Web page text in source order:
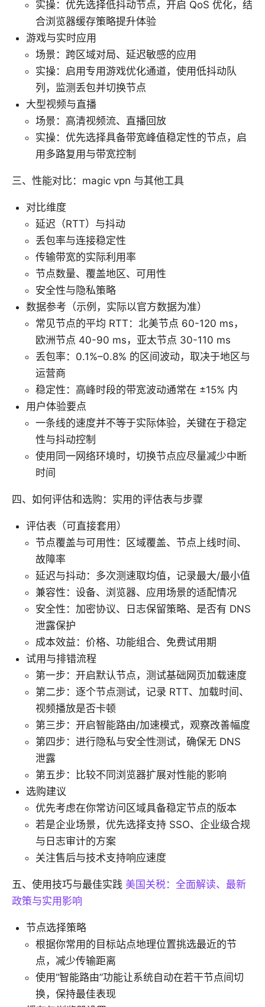
实操：优先选择低抖动节点，开启 QoS 优化，结
合浏览器缓存策略提升体验
游戏与实时应用
场景：跨区域对局、延迟敏感的应用
实操：启用专用游戏优化通道，使用低抖动队
列，监测丢包并切换节点
大型视频与直播
场景：高清视频流、直播回放
实操：优先选择具备带宽峰值稳定性的节点，启
用多路复用与带宽控制
三、性能对比：magic vpn 与其他工具
对比维度
延迟（RTT）与抖动
丢包率与连接稳定性
传输带宽的实际利用率
节点数量、覆盖地区、可用性
安全性与隐私策略
数据参考（示例，实际以官方数据为准）
常见节点的平均 RTT：北美节点 60-120 ms，
欧洲节点 40-90 ms，亚太节点 30-110 ms
丢包率：0.1%–0.8% 的区间波动，取决于地区与
运营商
稳定性：高峰时段的带宽波动通常在 ±15% 内
用户体验要点
一条线的速度并不等于实际体验，关键在于稳定
性与抖动控制
使用同一网络环境时，切换节点应尽量减少中断
时间
四、如何评估和选购：实用的评估表与步骤
评估表（可直接套用）
节点覆盖与可用性：区域覆盖、节点上线时间、
故障率
延迟与抖动：多次测速取均值，记录最大/最小值
兼容性：设备、浏览器、应用场景的适配情况
安全性：加密协议、日志保留策略、是否有 DNS
泄露保护
成本效益：价格、功能组合、免费试用期
试用与排错流程
第一步：开启默认节点，测试基础网页加载速度
第二步：逐个节点测试，记录 RTT、加载时间、
视频播放是否卡顿
第三步：开启智能路由/加速模式，观察改善幅度
第四步：进行隐私与安全性测试，确保无 DNS
泄露
第五步：比较不同浏览器扩展对性能的影响
选购建议
优先考虑在你常访问区域具备稳定节点的版本
若是企业场景，优先选择支持 SSO、企业级合规
与日志审计的方案
关注售后与技术支持响应速度
五、使用技巧与最佳实践 美国关税：全面解读、最新
政策与实用影响
节点选择策略
根据你常用的目标站点地理位置挑选最近的节
点，减少传输距离
使用“智能路由”功能让系统自动在若干节点间切
换，保持最佳表现